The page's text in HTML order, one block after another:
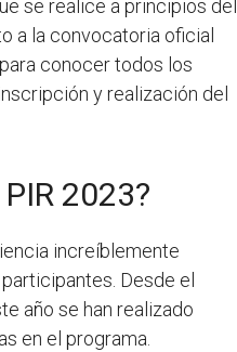
se realice a principios del
a la convocatoria oficial
conocer todos los
y realización del
2023?
increíblemente
Desde el
año se han realizado
en el programa.